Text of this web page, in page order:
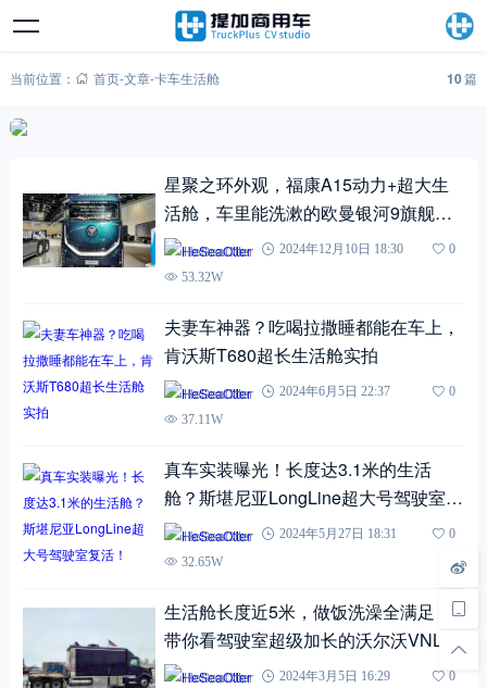
当前位置： 首页-文章-卡车生活舱 10篇
星聚之环外观，福康A15动力+超大生
活舱，车里能洗漱的欧曼银河9旗舰牵
引车实拍
HeSeaOtter 2024年12月10日 18:30
0
53.32W
夫妻车神器？吃喝拉撒睡都能在车上，
肯沃斯T680超长生活舱实拍
HeSeaOtter 2024年6月5日 22:37
0
37.11W
真车实装曝光！长度达3.1米的生活
舱？斯堪尼亚LongLine超大号驾驶室复
活！HeSeaOtter 2024年5月27日 18:31
0
32.65W
生活舱长度近5米，做饭洗澡全满足，
带你看驾驶室超级加长的沃尔沃VNL长
头卡车
HeSeaOtter 2024年3月5日 16:29
0